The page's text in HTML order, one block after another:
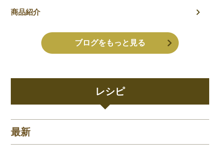
商品紹介
ブログをもっと見る
レシピ
最新